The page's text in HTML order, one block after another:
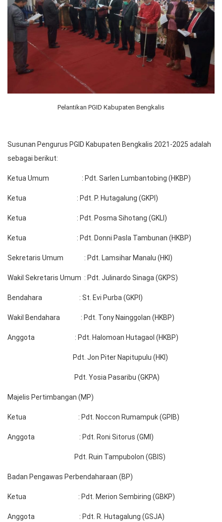
Pelantikan PGID Kabupaten Bengkalis
Susunan Pengurus PGID Kabupaten Bengkalis 2021-2025 adalah
sebagai berikut:
Ketua Umum : Pdt. Sarlen Lumbantobing (HKBP)
Ketua : Pdt. P. Hutagalung (GKPI)
Ketua : Pdt. Posma Sihotang (GKLI)
Ketua : Pdt. Donni Pasla Tambunan (HKBP)
Sekretaris Umum : Pdt. Lamsihar Manalu (HKI)
Wakil Sekretaris Umum : Pdt. Julinardo Sinaga (GKPS)
Bendahara : St. Evi Purba (GKPI)
Wakil Bendahara : Pdt. Tony Nainggolan (HKBP)
Anggota : Pdt. Halomoan Hutagaol (HKBP)
Pdt. Jon Piter Napitupulu (HKI)
Pdt. Yosia Pasaribu (GKPA)
Majelis Pertimbangan (MP)
Ketua : Pdt. Noccon Rumampuk (GPIB)
Anggota : Pdt. Roni Sitorus (GMI)
Pdt. Ruin Tampubolon (GBIS)
Badan Pengawas Perbendaharaan (BP)
Ketua : Pdt. Merion Sembiring (GBKP)
Anggota : Pdt. R. Hutagalung (GSJA)